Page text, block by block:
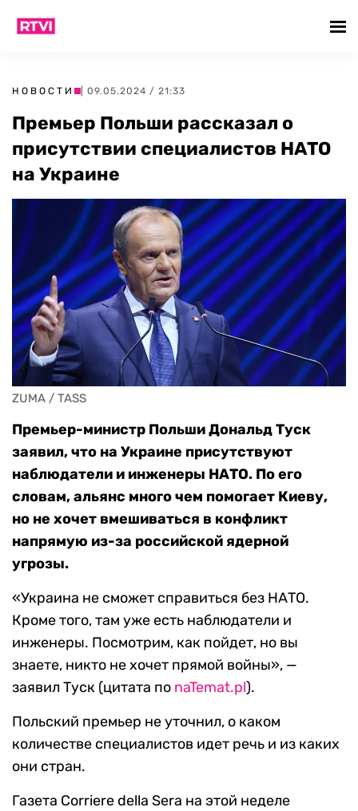
НОВОСТИ | 09.05.2024 / 21:33
Премьер Польши рассказал о
присутствии специалистов НАТО
на Украине
ZUMA / TASS
Премьер-министр Польши Дональд Туск
заявил, что на Украине присутствуют
наблюдатели и инженеры НАТО. По его
словам, альянс много чем помогает Киеву,
но не хочет вмешиваться в конфликт
напрямую из-за российской ядерной
угрозы.
«Украина не сможет справиться без НАТО.
Кроме того, там уже есть наблюдатели и
инженеры. Посмотрим, как пойдет, но вы
знаете, никто не хочет прямой войны», —
заявил Туск (цитата по naTemat.pl).
Польский премьер не уточнил, о каком
количестве специалистов идет речь и из каких
они стран.
Газета Corriere della Sera на этой неделе